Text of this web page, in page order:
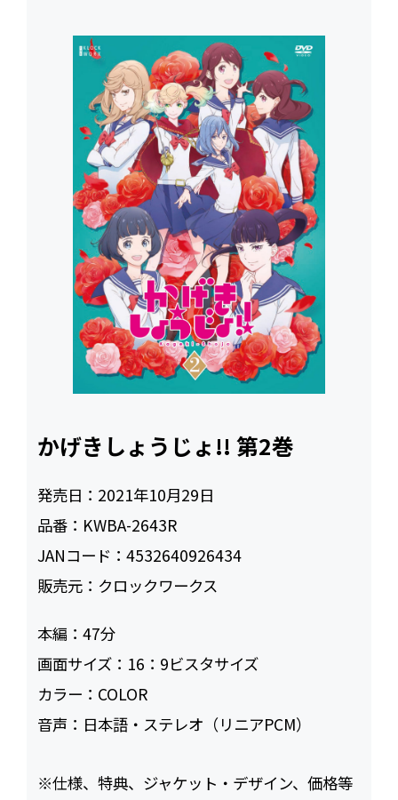
かげきしょうじょ!! 第2巻
発売日： 2021年10月29日
品番： KWBA-2643R
JANコード：4532640926434
販売元： クロックワークス
本編：47
画面サイズ： 16：9ビスタサイズ
カラー： COLOR
音声： 日本語・ステレオ（リニアPCM）
※仕様、特典、ジャケット・デザイン、価格等